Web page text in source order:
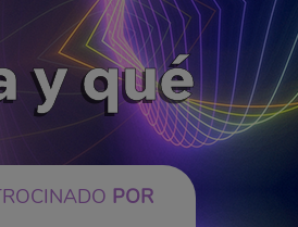
y qué
POR